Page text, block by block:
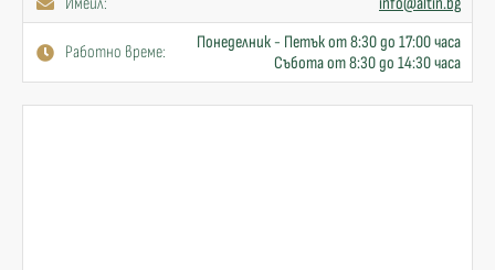
Работно време:
Понеделник - Петък от 8:30 до 17:00 часа
Събота от 8:30 до 14:30 часа